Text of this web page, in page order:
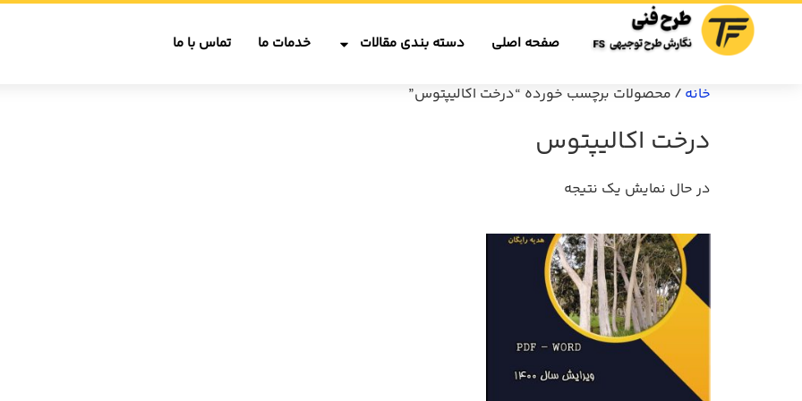
صفحه اصلی دسته بندی مقالات خدمات ما تماس با ما
خانه / محصولات برچسب خورده “درخت اکالیپتوس”
درخت اکالیپتوس
در حال نمایش یک نتیجه